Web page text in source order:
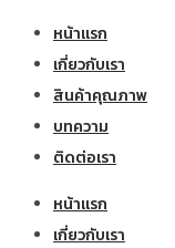
หน้าแรก
เกี่ยวกับเรา
สินค้าคุณภาพ
บทความ
ติดต่อเรา
หน้าแรก
เกี่ยวกับเรา